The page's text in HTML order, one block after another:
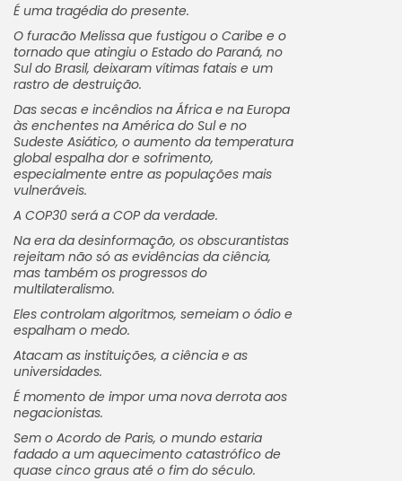
É uma tragédia do presente.
O furacão Melissa que fustigou o Caribe e o
tornado que atingiu o Estado do Paraná, no
Sul do Brasil, deixaram vítimas fatais e um
rastro de destruição.
Das secas e incêndios na África e na Europa
às enchentes na América do Sul e no
Sudeste Asiático, o aumento da temperatura
global espalha dor e sofrimento,
especialmente entre as populações mais
vulneráveis.
A COP30 será a COP da verdade.
Na era da desinformação, os obscurantistas
rejeitam não só as evidências da ciência,
mas também os progressos do
multilateralismo.
Eles controlam algoritmos, semeiam o ódio e
espalham o medo.
Atacam as instituições, a ciência e as
universidades.
É momento de impor uma nova derrota aos
negacionistas.
Sem o Acordo de Paris, o mundo estaria
fadado a um aquecimento catastrófico de
quase cinco graus até o fim do século.